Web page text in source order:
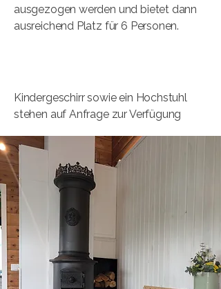
ausgezogen werden und bietet dann
ausreichend Platz für 6 Personen.
Kindergeschirr sowie ein Hochstuhl
stehen auf Anfrage zur Verfügung